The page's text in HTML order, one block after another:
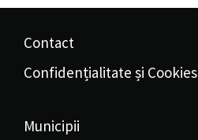
Contact
Confidențialitate și Cookies
Municipii